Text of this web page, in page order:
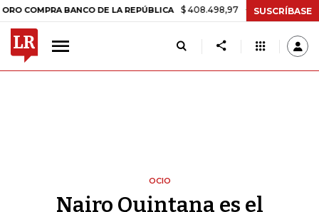
BANCO DE LA REPÚBLICA $ 408.498,97 +$ 8.753,81 +2,19%
SUSCRÍBASE
OCIO
Nairo Quintana es el